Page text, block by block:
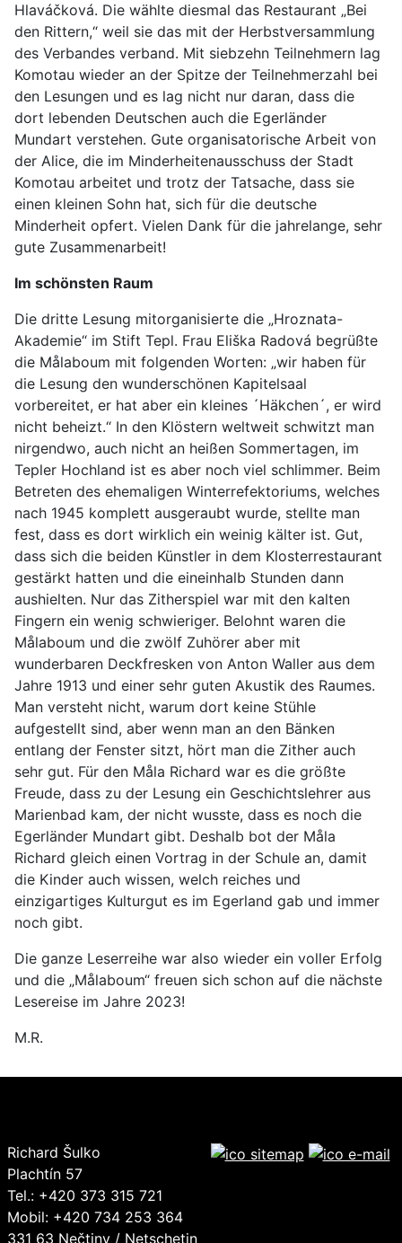
Hlaváčková. Die wählte diesmal das Restaurant „Bei
den Rittern,“ weil sie das mit der Herbstversammlung
des Verbandes verband. Mit siebzehn Teilnehmern lag
Komotau wieder an der Spitze der Teilnehmerzahl bei
den Lesungen und es lag nicht nur daran, dass die
dort lebenden Deutschen auch die Egerländer
Mundart verstehen. Gute organisatorische Arbeit von
der Alice, die im Minderheitenausschuss der Stadt
Komotau arbeitet und trotz der Tatsache, dass sie
einen kleinen Sohn hat, sich für die deutsche
Minderheit opfert. Vielen Dank für die jahrelange, sehr
gute Zusammenarbeit!
Im schönsten Raum
Die dritte Lesung mitorganisierte die „Hroznata-
Akademie“ im Stift Tepl. Frau Eliška Radová begrüßte
die Målaboum mit folgenden Worten: „wir haben für
die Lesung den wunderschönen Kapitelsaal
vorbereitet, er hat aber ein kleines ´Häkchen´, er wird
nicht beheizt.“ In den Klöstern weltweit schwitzt man
nirgendwo, auch nicht an heißen Sommertagen, im
Tepler Hochland ist es aber noch viel schlimmer. Beim
Betreten des ehemaligen Winterrefektoriums, welches
nach 1945 komplett ausgeraubt wurde, stellte man
fest, dass es dort wirklich ein weinig kälter ist. Gut,
dass sich die beiden Künstler in dem Klosterrestaurant
gestärkt hatten und die eineinhalb Stunden dann
aushielten. Nur das Zitherspiel war mit den kalten
Fingern ein wenig schwieriger. Belohnt waren die
Målaboum und die zwölf Zuhörer aber mit
wunderbaren Deckfresken von Anton Waller aus dem
Jahre 1913 und einer sehr guten Akustik des Raumes.
Man versteht nicht, warum dort keine Stühle
aufgestellt sind, aber wenn man an den Bänken
entlang der Fenster sitzt, hört man die Zither auch
sehr gut. Für den Måla Richard war es die größte
Freude, dass zu der Lesung ein Geschichtslehrer aus
Marienbad kam, der nicht wusste, dass es noch die
Egerländer Mundart gibt. Deshalb bot der Måla
Richard gleich einen Vortrag in der Schule an, damit
die Kinder auch wissen, welch reiches und
einzigartiges Kulturgut es im Egerland gab und immer
noch gibt.
Die ganze Leserreihe war also wieder ein voller Erfolg
und die „Målaboum“ freuen sich schon auf die nächste
Lesereise im Jahre 2023!
M.R.
Richard Šulko
Plachtín 57
Tel.: +420 373 315 721
Mobil: +420 734 253 364
331 63 Nečtiny / Netschetin